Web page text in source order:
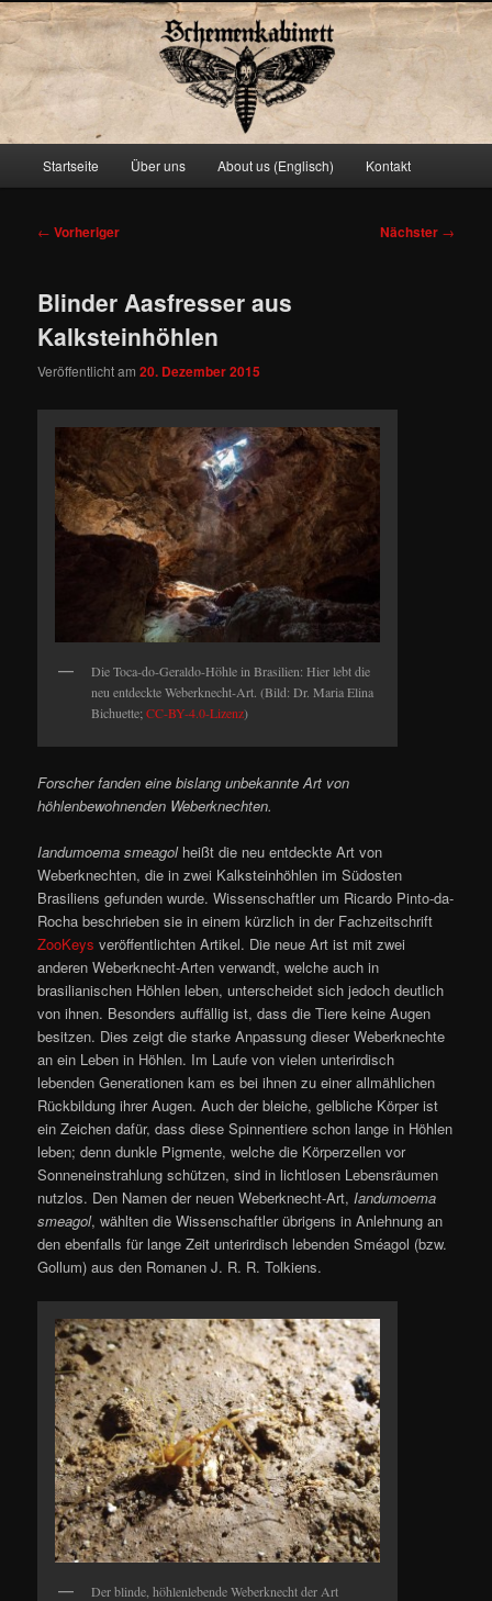
Schemenkabinett
Zum
springen
Startseite Über uns About us (Englisch) Kontakt
Beitragsnavigation
← Vorheriger Nächster →
Blinder Aasfresser aus
Kalksteinhöhlen
Veröffentlicht am20. Dezember 2015
Die Toca-do-Geraldo-Höhle in Brasilien: Hier lebt die
neu entdeckte Weberknecht-Art. (Bild: Dr. Maria Elina
Bichuette;CC-BY-4.0-Lizenz)
Forscher fanden eine bislang unbekannte Art von
höhlenbewohnenden Weberknechten.
Iandumoema smeagolheißt die neu entdeckte Art von
Weberknechten, die in zwei Kalksteinhöhlen im Südosten
Brasiliens gefunden wurde. Wissenschaftler um Ricardo Pinto-da-
Rocha beschrieben sie in einem kürzlich in der Fachzeitschrift
ZooKeys veröffentlichten Artikel. Die neue Art ist mit zwei
anderen Weberknecht-Arten verwandt, welche auch in
brasilianischen Höhlen leben, unterscheidet sich jedoch deutlich
von ihnen. Besonders auffällig ist, dass die Tiere keine Augen
besitzen. Dies zeigt die starke Anpassung dieser Weberknechte
an ein Leben in Höhlen. Im Laufe von vielen unterirdisch
lebenden Generationen kam es bei ihnen zu einer allmählichen
Rückbildung ihrer Augen. Auch der bleiche, gelbliche Körper ist
ein Zeichen dafür, dass diese Spinnentiere schon lange in Höhlen
leben; denn dunkle Pigmente, welche die Körperzellen vor
Sonneneinstrahlung schützen, sind in lichtlosen Lebensräumen
nutzlos. Den Namen der neuen Weberknecht-Art, Iandumoema
smeagol, wählten die Wissenschaftler übrigens in Anlehnung an
den ebenfalls für lange Zeit unterirdisch lebenden Sméagol (bzw.
Gollum) aus den Romanen J. R. R. Tolkiens.
Der blinde, höhlenlebende Weberknecht der Art